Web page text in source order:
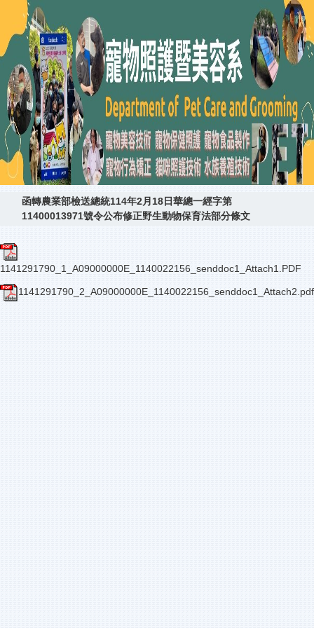
函轉農業部檢送總統114年2月18日華總一經字第
11400013971號令公布修正野生動物保育法部分條文
1141291790_1_A09000000E_1140022156_senddoc1_Attach1.PDF
1141291790_2_A09000000E_1140022156_senddoc1_Attach2.pdf